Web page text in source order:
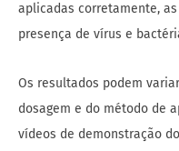
aplicadas corretamente,
presença de vírus e
Os resultados podem
dosagem e do método de
vídeos de demonstração